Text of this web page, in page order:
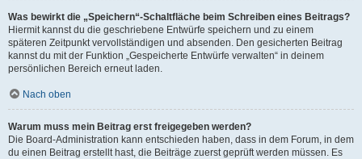
Was bewirkt die „Speichern“-Schaltfläche beim Schreiben eines Beitrags?
Hiermit kannst du die geschriebene Entwürfe speichern und zu einem
späteren Zeitpunkt vervollständigen und absenden. Den gesicherten Beitrag
kannst du mit der Funktion „Gespeicherte Entwürfe verwalten“ in deinem
persönlichen Bereich erneut laden.
Nach oben
Warum muss mein Beitrag erst freigegeben werden?
Die Board-Administration kann entschieden haben, dass in dem Forum, in dem
du einen Beitrag erstellt hast, die Beiträge zuerst geprüft werden müssen. Es